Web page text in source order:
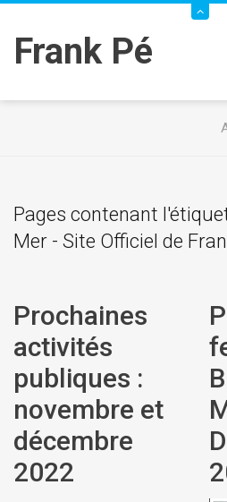
Frank Pé
Pages contenant
Mer - Site Officiel de
Prochaines
activités
publiques :
novembre et
décembre
2022